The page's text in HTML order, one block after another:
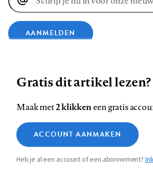
E-
mailadres
AANMELDEN
op
Facebook
op
LinkedIn
op
Bluesky
ons
op
InstagramYouTube
Footer
Contact Colofon Disclaimer Privacy
Medische vragen
betrouwbare
Zie onze cookie policy
Analytische cookies
Marketing cookies
Gratis dit artikel lezen?
Maak met2 klikkeneen gratis
ACCOUNT AANMAKEN
Heb je al een account of een abonnement?